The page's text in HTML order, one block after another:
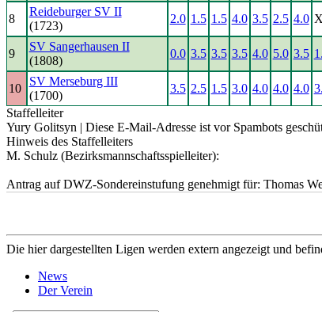
8
Reideburger SV II
(1723)
2.0 1.5 1.5 4.0 3.5 2.5 4.0 X
9
SV Sangerhausen II
(1808)
0.0 3.5 3.5 3.5 4.0 5.0 3.5
10
SV Merseburg III
(1700)
3.5 2.5 1.5 3.0 4.0 4.0 4.0
Staffelleiter
Yury Golitsyn | Diese E-Mail-Adresse ist vor Spambots
Hinweis des Staffelleiters
M. Schulz (Bezirksmannschaftsspielleiter):
Antrag auf DWZ-Sondereinstufung genehmigt für: Thomas
Die hier dargestellten Ligen werden extern angezeigt und
News
Der Verein